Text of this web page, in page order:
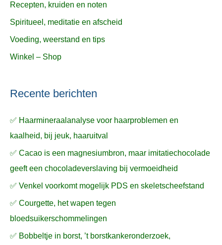
Recepten, kruiden en noten
Spiritueel, meditatie en afscheid
Voeding, weerstand en tips
Winkel – Shop
Recente berichten
✅ Haarmineraalanalyse voor haarproblemen en
kaalheid, bij jeuk, haaruitval
✅ Cacao is een magnesiumbron, maar imitatiechocolade
geeft een chocoladeverslaving bij vermoeidheid
✅ Venkel voorkomt mogelijk PDS en skeletscheefstand
✅ Courgette, het wapen tegen
bloedsuikerschommelingen
✅ Bobbeltje in borst, ’t borstkankeronderzoek,